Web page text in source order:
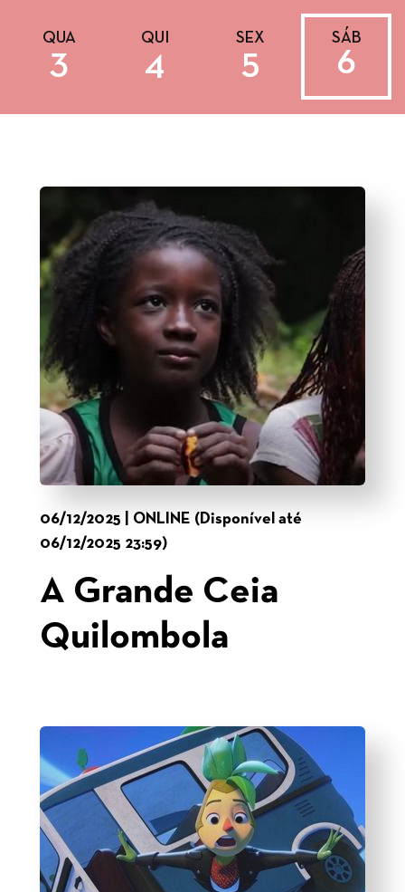
QUA
3
QUI
4
SEX
5
SÁB
6
06/12/2025 | ONLINE (Disponível até
06/12/2025 23:59)
A Grande Ceia
Quilombola